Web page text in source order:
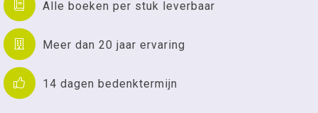
Alle boeken per stuk leverbaar
Meer dan 20 jaar ervaring
14 dagen bedenktermijn